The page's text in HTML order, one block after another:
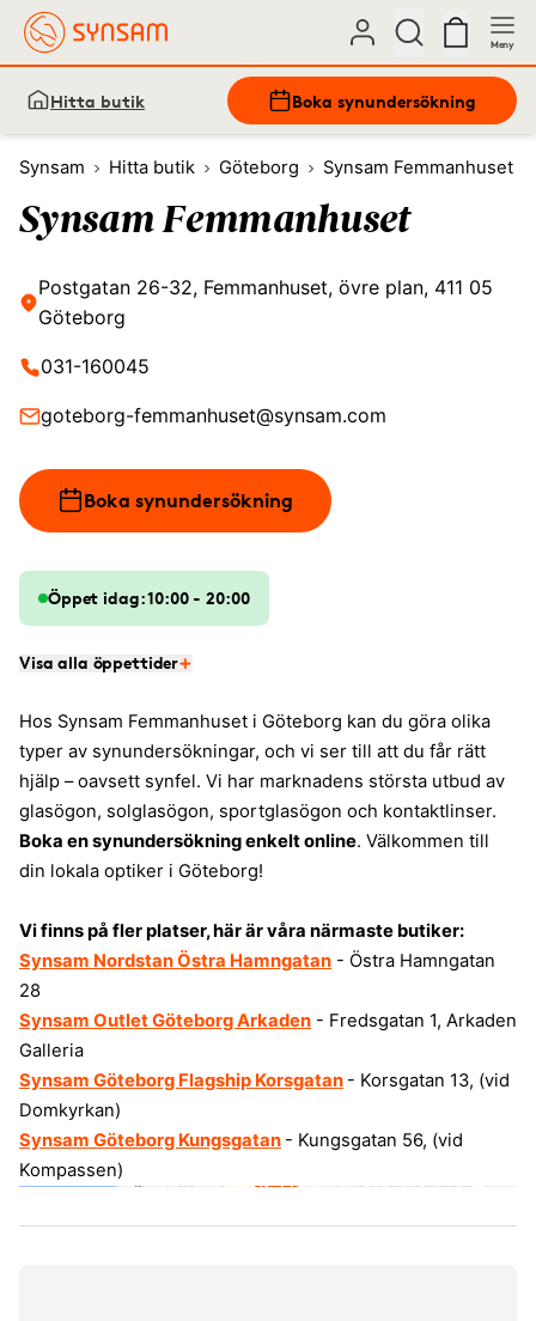
Meny
Hitta butik Boka synundersökning
Synsam Hitta butik Göteborg Synsam Femmanhuset
Synsam Femmanhuset
Postgatan 26-32, Femmanhuset, övre plan, 411 05
Göteborg
031-160045
goteborg-femmanhuset@synsam.com
Boka synundersökning
Öppet idag: 10:00 - 20:00
Visa alla öppettider
Hos Synsam Femmanhuset i Göteborg kan du göra olika
typer av synundersökningar, och vi ser till att du får rätt
hjälp – oavsett synfel. Vi har marknadens största utbud av
glasögon, solglasögon, sportglasögon och kontaktlinser.
Boka en synundersökning enkelt online. Välkommen till
din lokala optiker i Göteborg!
Vi finns på fler platser, här är våra närmaste butiker:
Synsam Nordstan Östra Hamngatan - Östra Hamngatan
28
Synsam Outlet Göteborg Arkaden - Fredsgatan 1, Arkaden
Galleria
Synsam Göteborg Flagship Korsgatan - Korsgatan 13, (vid
Domkyrkan)
Synsam Göteborg Kungsgatan - Kungsgatan 56, (vid
Kompassen)